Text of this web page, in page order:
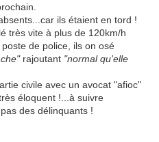
ils étaient en tord !
très vite à plus de 120km/h
de police, ils on osé
rajoutant "normal qu'elle
civile avec un avocat "afioc"
éloquent !...à suivre
des délinquants !